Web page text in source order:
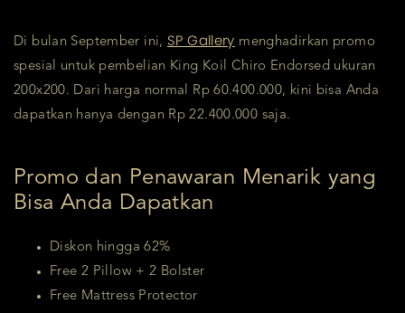
Di bulan September ini, SP Gallery menghadirkan promo
spesial untuk pembelian King Koil Chiro Endorsed ukuran
200x200. Dari harga normal Rp 60.400.000, kini bisa Anda
dapatkan hanya dengan Rp 22.400.000 saja.
Promo dan Penawaran Menarik yang
Bisa Anda Dapatkan
Diskon hingga 62%
Free 2 Pillow + 2 Bolster
Free Mattress Protector